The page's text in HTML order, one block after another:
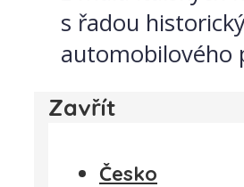
s řadou
automobilového
Zavřít
Česko